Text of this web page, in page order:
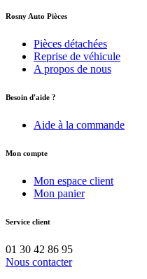
Rosny Auto Pièces
Pièces détachées
Reprise de véhicule
A propos de nous
Besoin d'aide ?
Aide à la commande
Mon compte
Mon espace client
Mon panier
Service client
01 30 42 86 95
Nous contacter